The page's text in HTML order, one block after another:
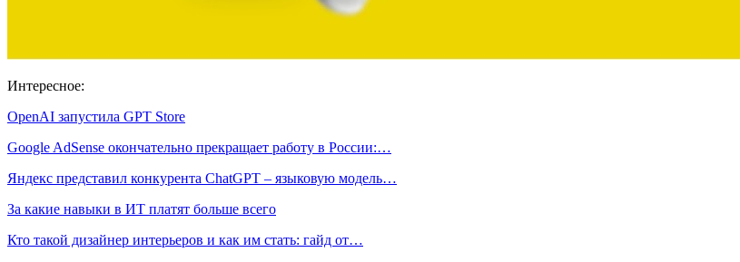
Интересное:
OpenAI запустила GPT Store
Google AdSense окончательно прекращает работу в России:…
Яндекс представил конкурента ChatGPT – языковую модель…
За какие навыки в ИТ платят больше всего
Кто такой дизайнер интерьеров и как им стать: гайд от…